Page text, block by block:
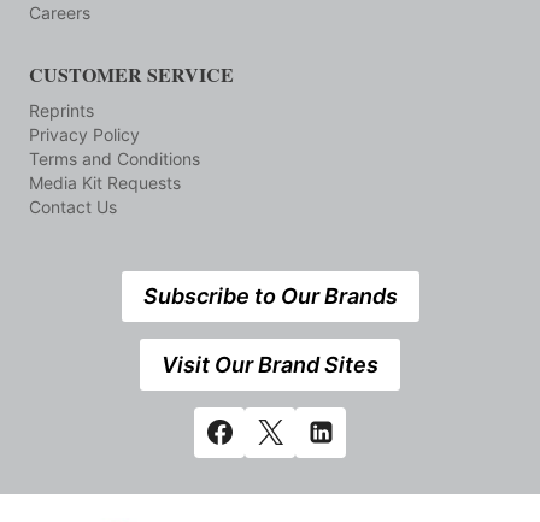
Careers
CUSTOMER SERVICE
Reprints
Privacy Policy
Terms and Conditions
Media Kit Requests
Contact Us
Subscribe to Our Brands
Visit Our Brand Sites